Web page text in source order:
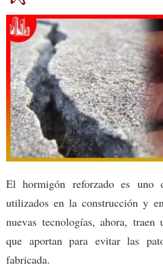
El hormigón reforzado es uno
utilizados en la construcción y
nuevas tecnologías, ahora, traen
que aportan para evitar las
fabricada.